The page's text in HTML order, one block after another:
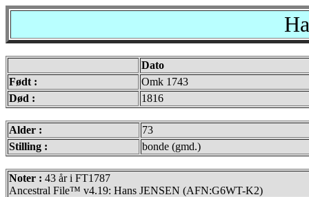
Dato
Født :
Omk 1743
Død :
1816
Alder :
73
Stilling :
bonde (gmd.)
Noter : 43 år i FT1787
Ancestral File™ v4.19: Hans JENSEN (AFN:G6WT-K2)